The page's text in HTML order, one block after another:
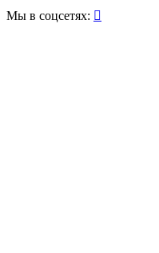
Мы в соцсетях: 